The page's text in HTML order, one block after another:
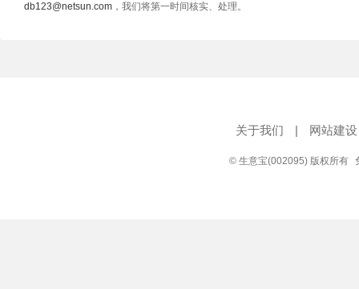
db123@netsun.com ，我们将第一时间核实、处理。
关于我们 | 网站建设
© 生意宝(002095) 版权所有